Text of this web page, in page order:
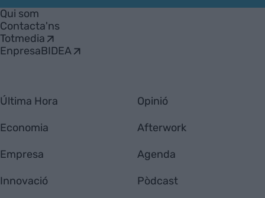
Empresa
Qui som
Contacta'ns
Totmedia
EnpresaBIDEA
Última Hora
Economia
Empresa
Innovació
Opinió
Afterwork
Agenda
Pòdcast